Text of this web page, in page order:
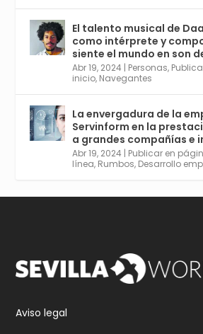
Avata
Sevilla World
30 Abr 2024
Aprovéchalo si vives en
provincia. Curso gratuito
Cosas, Inteligencia
plazo acaba el 2 de mayo.
empleabilidad. Ver y
https://tinyurl.com/
El talento musical de
como intérprete y
siente el mundo en son
Abr 19, 2024 | Personas,
inicio, Navegantes
La envergadura de la
Servinform en la
a grandes compañías e
Abr 19, 2024 | Publicar en
línea, Rumbos, Desarrollo
Aviso legal